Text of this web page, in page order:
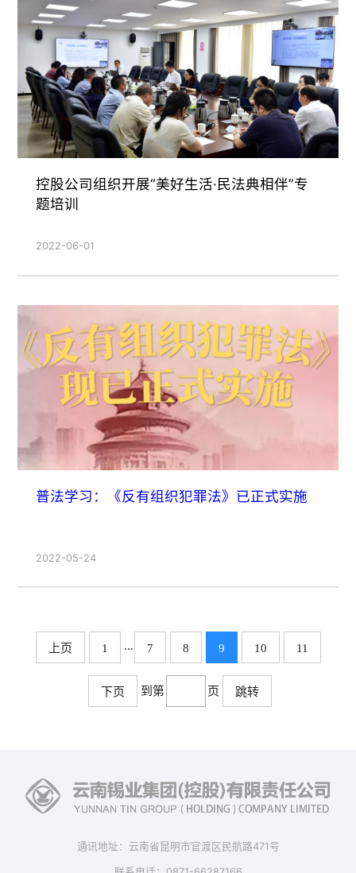
控股公司组织开展“美好生活·民法典相伴”专
题培训
2022-06-01
普法学习：《反有组织犯罪法》已正式实施
2022-05-24
上页 1 ... 7 8 9 10 11
下页 到第 页 跳转
通讯地址：云南省昆明市官渡区民航路471号